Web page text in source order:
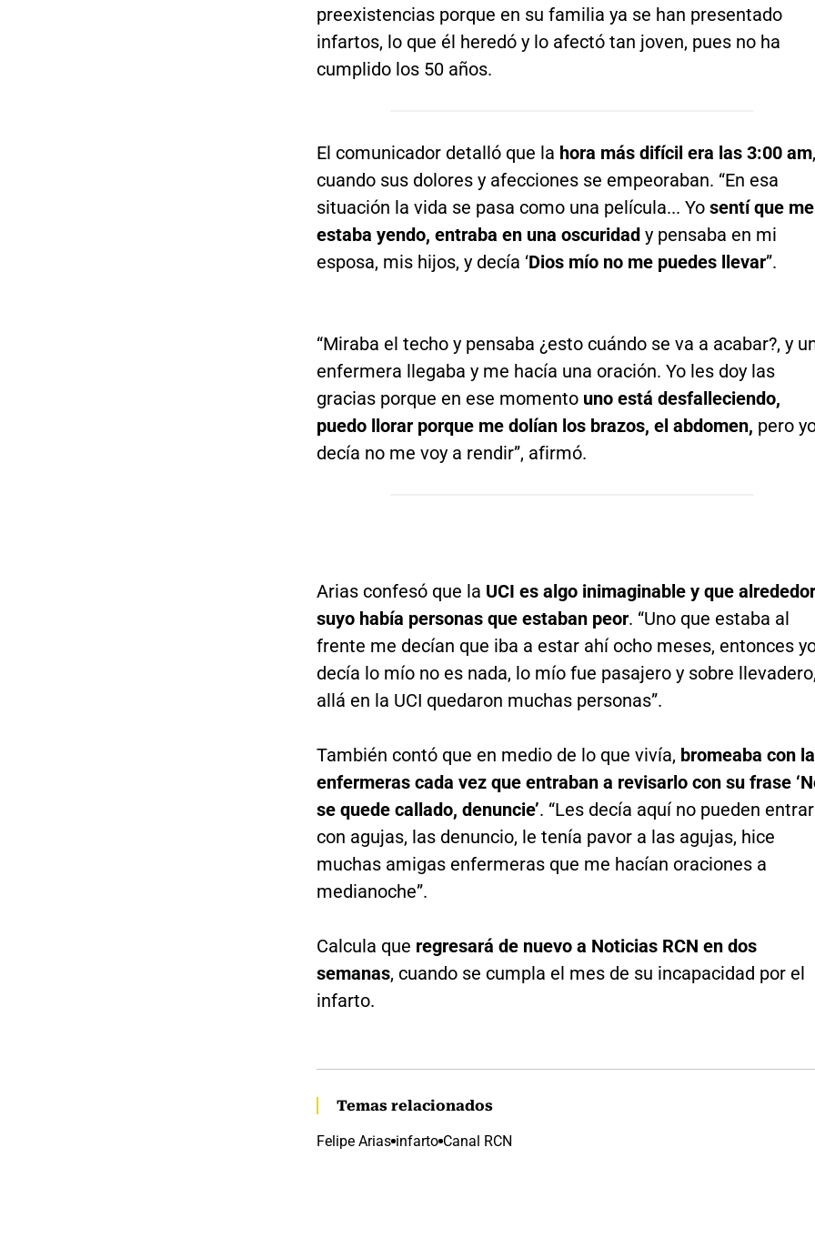
preexistencias porque en su familia ya se han presentado
infartos, lo que él heredó y lo afectó tan joven, pues no ha
cumplido los 50 años.
El comunicador detalló que la hora más difícil era las 3:00 am,
cuando sus dolores y afecciones se empeoraban. “En esa
situación la vida se pasa como una película... Yo sentí que me
estaba yendo, entraba en una oscuridady pensaba en mi
esposa, mis hijos, y decía ‘Dios mío no me puedes llevar”.
“Miraba el techo y pensaba ¿esto cuándo se va a acabar?, y
enfermera llegaba y me hacía una oración. Yo les doy las
gracias porque en ese momento uno está desfalleciendo,
puedo llorar porque me dolían los brazos, el abdomen, pero
decía no me voy a rendir”, afirmó.
Arias confesó que la UCI es algo inimaginable y que alrededor
suyo había personas que estaban peor. “Uno que estaba al
frente me decían que iba a estar ahí ocho meses, entonces
decía lo mío no es nada, lo mío fue pasajero y sobre
allá en la UCI quedaron muchas personas”.
También contó que en medio de lo que vivía, bromeaba con
enfermeras cada vez que entraban a revisarlo con su frase
se quede callado, denuncie’. “Les decía aquí no pueden entrar
con agujas, las denuncio, le tenía pavor a las agujas, hice
muchas amigas enfermeras que me hacían oraciones a
medianoche”.
Calcula que regresará de nuevo a Noticias RCN en dos
semanas, cuando se cumpla el mes de su incapacidad por el
infarto.
Temas relacionados
Felipe Arias infarto Canal RCN